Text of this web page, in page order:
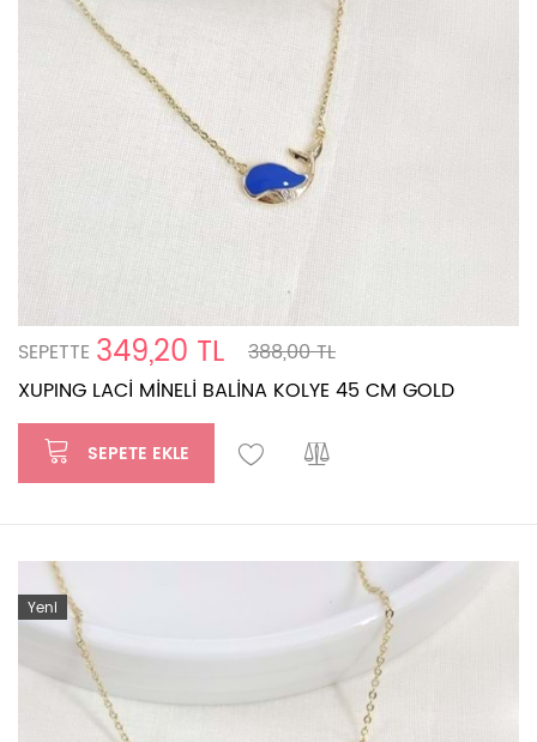
SEPETTE 349,20 TL
388,00 TL
XUPING LACİ MİNELİ BALİNA KOLYE 45 CM GOLD
SEPETE EKLE
Yeni